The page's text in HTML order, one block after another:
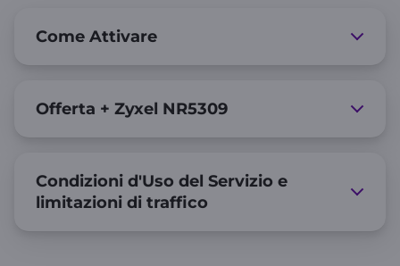
Come Attivare
Offerta + Zyxel NR5309
Condizioni d'Uso del Servizio e
limitazioni di traffico